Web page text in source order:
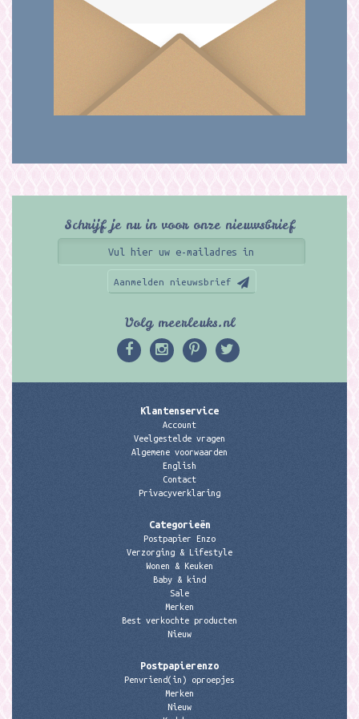
Schrijf je nu in voor onze nieuwsbrief
Aanmelden nieuwsbrief
Volg meerleuks.nl
Klantenservice
Account
Veelgestelde vragen
Algemene voorwaarden
English
Contact
Privacyverklaring
Categorieën
Postpapier Enzo
Verzorging & Lifestyle
Wonen & Keuken
Baby & kind
Sale
Merken
Best verkochte producten
Nieuw
Postpapierenzo
Penvriend(in) oproepjes
Merken
Nieuw